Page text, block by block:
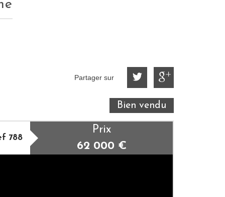
Partager sur
Bien vendu
788
Prix
62 000 €